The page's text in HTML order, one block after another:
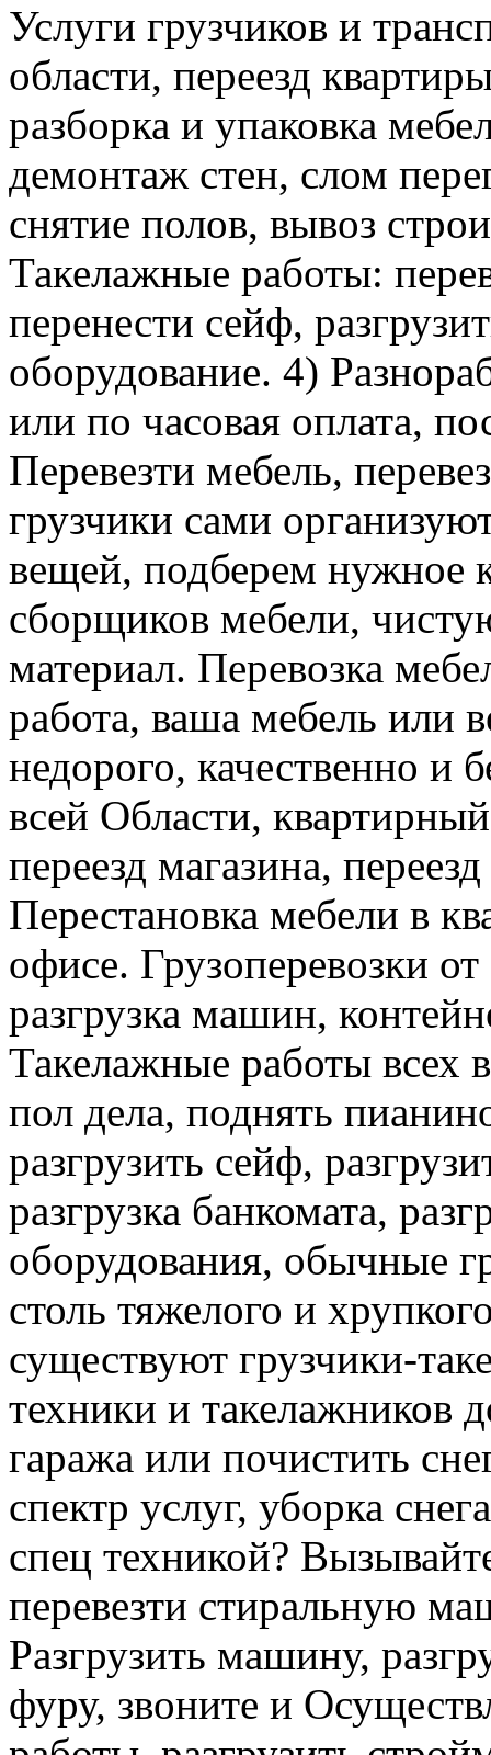
Услуги грузчиков и
области, переезд
разборка и упаковка
демонтаж стен, слом
снятие полов, вывоз
Такелажные работы:
перенести сейф,
оборудование. 4)
или по часовая оплата,
Перевезти мебель,
грузчики сами
вещей, подберем нужное
сборщиков мебели,
материал. Перевозка
работа, ваша мебель или
недорого, качественно и
всей Области,
переезд магазина,
Перестановка мебели в
офисе. Грузоперевозки
разгрузка машин,
Такелажные работы всех
пол дела, поднять
разгрузить сейф,
разгрузка банкомата,
оборудования, обычные
столь тяжелого и
существуют грузчики-
техники и такелажников
гаража или почистить
спектр услуг, уборка
спец техникой?
перевезти стиральную
Разгрузить машину,
фуру, звоните и